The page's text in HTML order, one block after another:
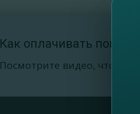
Как оплачивать
Посмотрите видео, чтобы